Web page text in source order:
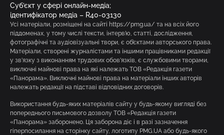
Суб’єкт у сфері онлайн-медіа;
ідентифікатор медіа – R40-03130
Усі матеріали, розміщені на сайті https://pmg.ua/ та на всіх його
піддоменах, у тому числі тексти, інтерв’ю, статті, дослідження,
фотографічні та аудіовізуальні твори, є об’єктами авторського права.
Матеріали, створені журналістами та іншими працівниками редакції
у зв’язку з виконанням трудових обов’язків, є службовими творами,
виключні майнові права на які належать ТОВ «Редакція газети
«Панорама». Виключні майнові права на матеріали інших авторів
належать редакції на підставі відповідних договорів.
Використання будь-яких матеріалів сайту у будь-якому вигляді без
попереднього письмового дозволу ТОВ «Редакція газети
«Панорама» заборонено. Ця заборона діє і в разі зазначення
гіперпосилання на сторінку сайту, логотипу PMG.UA або будь-якого